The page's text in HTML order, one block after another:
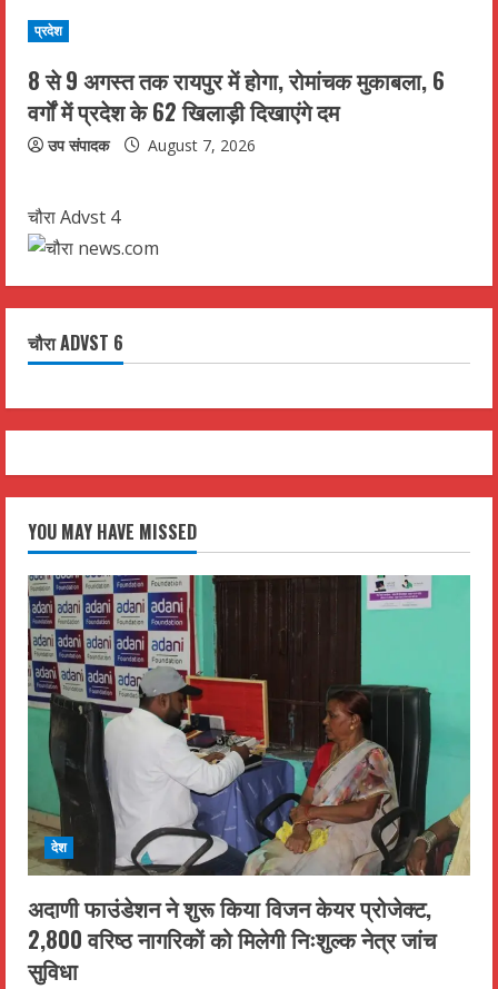
प्रदेश
8 से 9 अगस्त तक रायपुर में होगा, रोमांचक मुकाबला, 6
वर्गों में प्रदेश के 62 खिलाड़ी दिखाएंगे दम
उप संपादक August 7, 2026
चौरा Advst 4
चौरा ADVST 6
YOU MAY HAVE MISSED
देश
अदाणी फाउंडेशन ने शुरू किया विजन केयर प्रोजेक्ट,
2,800 वरिष्ठ नागरिकों को मिलेगी निःशुल्क नेत्र जांच
सुविधा